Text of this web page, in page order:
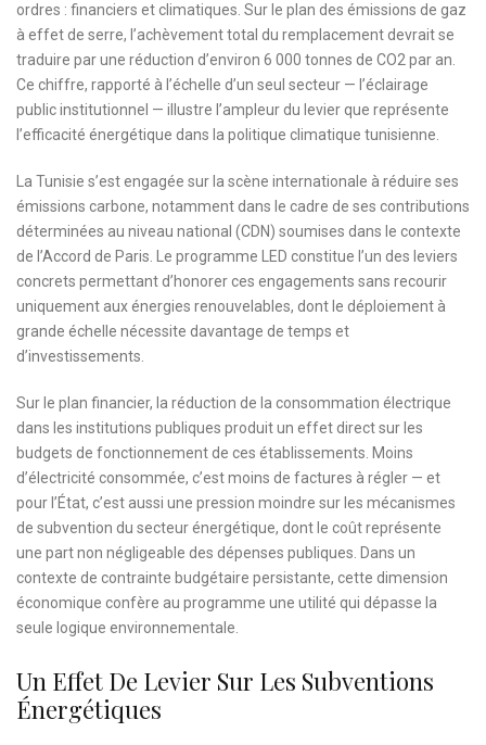
ordres : financiers et climatiques. Sur le plan des émissions de gaz
à effet de serre, l’achèvement total du remplacement devrait se
traduire par une réduction d’environ 6 000 tonnes de CO2 par an.
Ce chiffre, rapporté à l’échelle d’un seul secteur — l’éclairage
public institutionnel — illustre l’ampleur du levier que représente
l’efficacité énergétique dans la politique climatique tunisienne.
La Tunisie s’est engagée sur la scène internationale à réduire ses
émissions carbone, notamment dans le cadre de ses contributions
déterminées au niveau national (CDN) soumises dans le contexte
de l’Accord de Paris. Le programme LED constitue l’un des leviers
concrets permettant d’honorer ces engagements sans recourir
uniquement aux énergies renouvelables, dont le déploiement à
grande échelle nécessite davantage de temps et
d’investissements.
Sur le plan financier, la réduction de la consommation électrique
dans les institutions publiques produit un effet direct sur les
budgets de fonctionnement de ces établissements. Moins
d’électricité consommée, c’est moins de factures à régler — et
pour l’État, c’est aussi une pression moindre sur les mécanismes
de subvention du secteur énergétique, dont le coût représente
une part non négligeable des dépenses publiques. Dans un
contexte de contrainte budgétaire persistante, cette dimension
économique confère au programme une utilité qui dépasse la
seule logique environnementale.
Un Effet De Levier Sur Les Subventions
Énergétiques